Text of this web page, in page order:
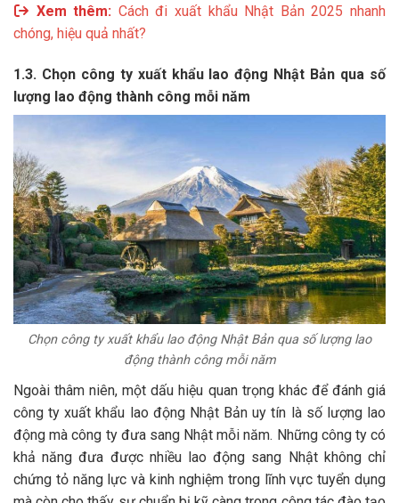
Xem thêm: Cách đi xuất khẩu Nhật Bản 2025 nhanh
chóng, hiệu quả nhất?
1.3. Chọn công ty xuất khẩu lao động Nhật Bản qua số
lượng lao động thành công mỗi năm
Chọn công ty xuất khẩu lao động Nhật Bản qua số lượng lao
động thành công mỗi năm
Ngoài thâm niên, một dấu hiệu quan trọng khác để đánh giá
công ty xuất khẩu lao động Nhật Bản uy tín là số lượng lao
động mà công ty đưa sang Nhật mỗi năm. Những công ty có
khả năng đưa được nhiều lao động sang Nhật không chỉ
chứng tỏ năng lực và kinh nghiệm trong lĩnh vực tuyển dụng